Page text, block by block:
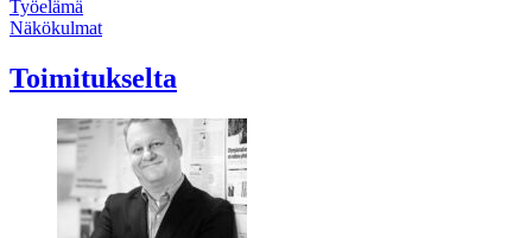
Työelämä
Näkökulmat
Toimitukselta